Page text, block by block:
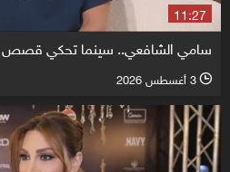
11:27
سامي الشافعي.. سينما تحكي قصص
l 3 أغسطس 2026